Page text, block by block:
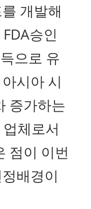
개발해
승인
으로 유
시아 시
증가하는
체로서
점이 이번
배경이